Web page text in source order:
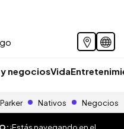
negociosVida
Nativos Negocios